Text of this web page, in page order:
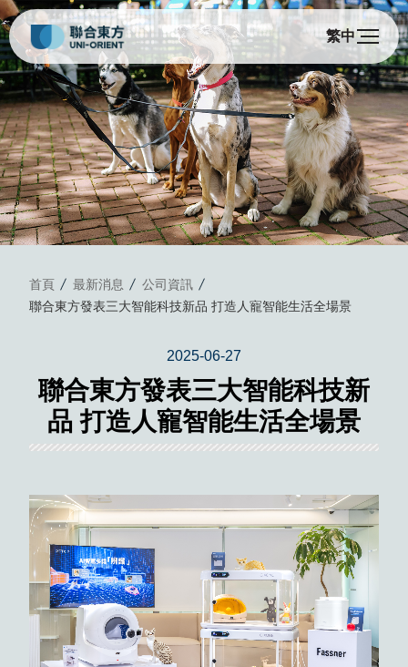
繁中
首頁 最新消息
公司資訊
聯合東方發表三大智能科技新品 打造人寵智能生活全場景
2025-06-27
聯合東方發表三大智能科技新
品 打造人寵智能生活全場景